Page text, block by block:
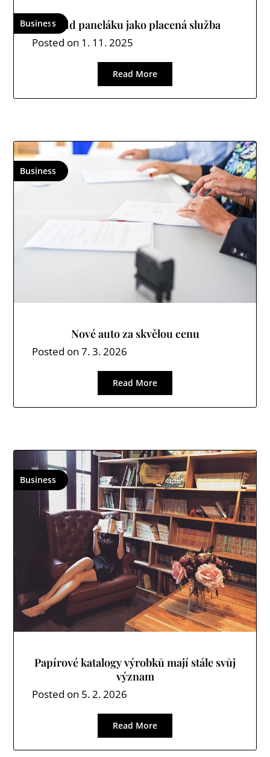
BusinessÚklid paneláku jako placená služba
Posted on 1. 11. 2025
Read More
Business
Nové auto za skvělou cenu
Posted on7. 3. 2026
Read More
Business
Papírové katalogy výrobků mají stále svůj
význam
Posted on 5. 2. 2026
Read More